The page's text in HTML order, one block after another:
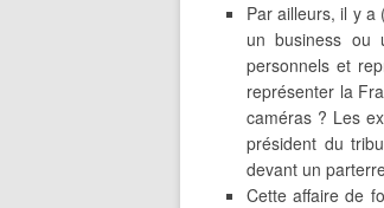
Par ailleurs, il y a
un business ou
personnels et
représenter la
caméras ? Les
président du
devant un
Cette affaire de